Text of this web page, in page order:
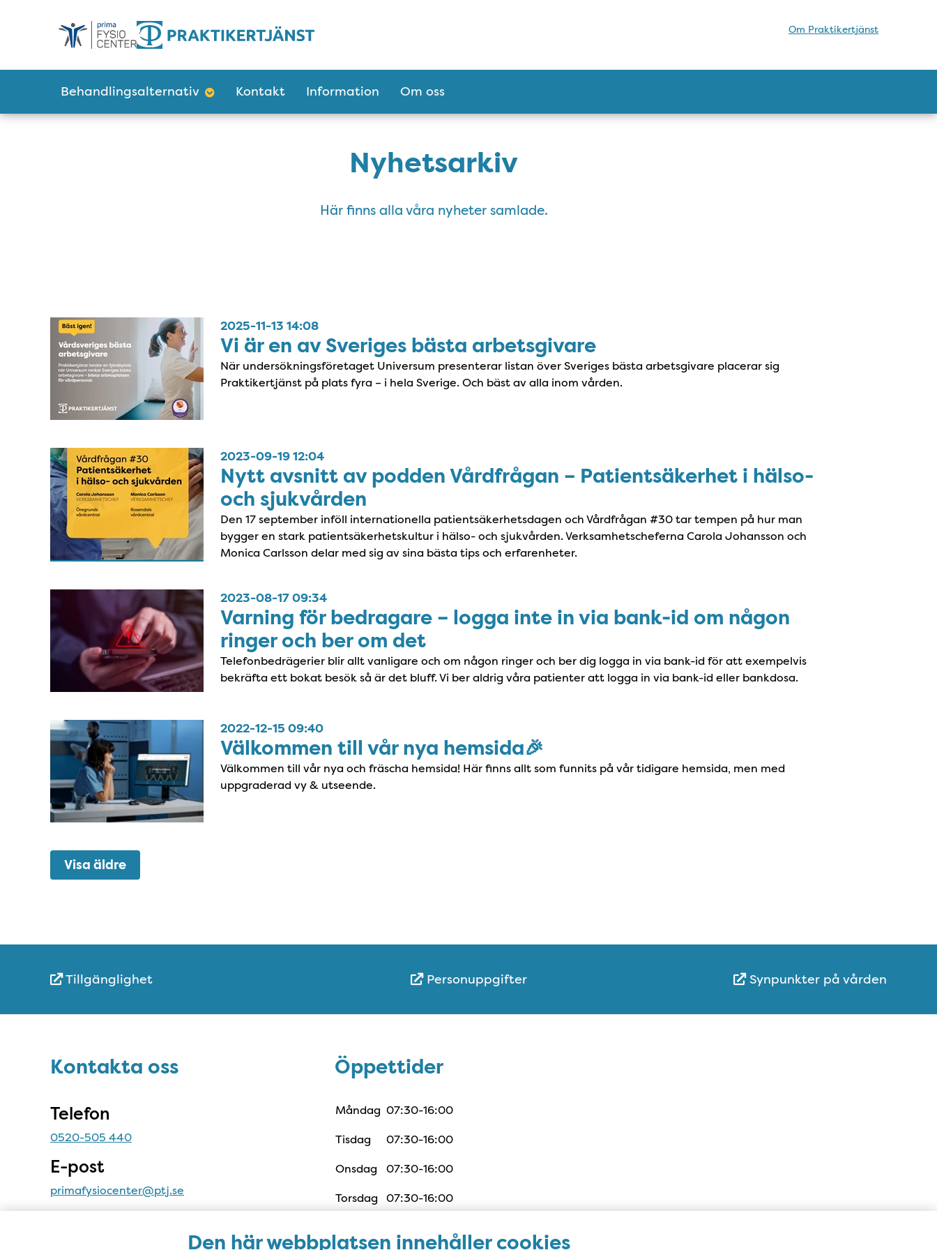
Den här webbplatsen innehåller cookies
Om Praktikertjänst
Behandlingsalternativ Kontakt Information Om oss
Nyhetsarkiv
Här finns alla våra nyheter samlade.
2025-11-13 14:08
Vi är en av Sveriges bästa arbetsgivare
När undersökningsföretaget Universum presenterar listan över Sveriges bästa arbetsgivare placerar sig
Praktikertjänst på plats fyra – i hela Sverige. Och bäst av alla inom vården.
2023-09-19 12:04
Nytt avsnitt av podden Vårdfrågan – Patientsäkerhet i hälso-
och sjukvården
Den 17 september inföll internationella patientsäkerhetsdagen och Vårdfrågan #30 tar tempen på hur man
bygger en stark patientsäkerhetskultur i hälso- och sjukvården. Verksamhetscheferna Carola Johansson och
Monica Carlsson delar med sig av sina bästa tips och erfarenheter.
2023-08-17 09:34
Varning för bedragare – logga inte in via bank-id om någon
ringer och ber om det
Telefonbedrägerier blir allt vanligare och om någon ringer och ber dig logga in via bank-id för att exempelvis
bekräfta ett bokat besök så är det bluff. Vi ber aldrig våra patienter att logga in via bank-id eller bankdosa.
2022-12-15 09:40
Välkommen till vår nya hemsida🎉
Välkommen till vår nya och fräscha hemsida! Här finns allt som funnits på vår tidigare hemsida, men med
uppgraderad vy & utseende.
Visa äldre
Snabblänkar
Tillgänglighet Personuppgifter Synpunkter på vården
Kontakta oss
Kontakta oss
Telefon
0520-505 440
E-post
primafysiocenter@ptj.se
Öppettider
Öppettider
Måndag 07:30-16:00
Tisdag
07:30-16:00
Onsdag
07:30-16:00
Torsdag
07:30-16:00